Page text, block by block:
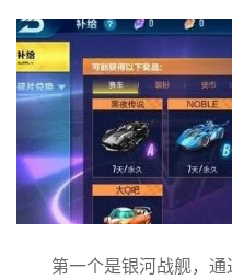
第一个是银河战舰，